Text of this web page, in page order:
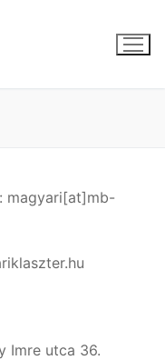
magyari[at]mb-
Imre utca 36.